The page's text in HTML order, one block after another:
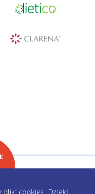
pliki cookies. Dzięki